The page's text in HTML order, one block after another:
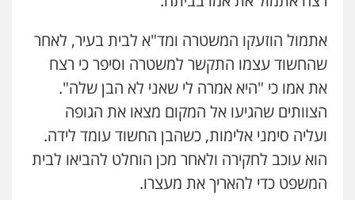
אתמול הוזעקו המשטרה ומד"א לבית בעיר, לאחר
שהחשוד עצמו התקשר למשטרה וסיפר כי רצח
את אמו כי "היא אמרה לי שאני לא הבן שלה".
הצוותים שהגיעו אל המקום מצאו את הגופה
ועליה סימני אלימות, כשהבן החשוד עומד לידה.
הוא עוכב לחקירה ולאחר מכן הוחלט להביאו לבית
המשפט כדי להאריך את מעצרו.